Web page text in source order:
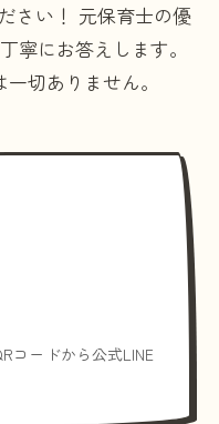
さい！ 元保育士の優
寧にお答えします。
切ありません。
コードから公式LINE